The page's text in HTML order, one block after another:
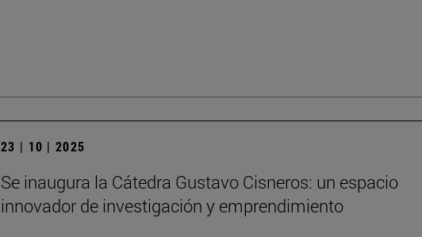
23 | 10 | 2025
Se inaugura la Cátedra Gustavo Cisneros: un espacio
innovador de investigación y emprendimiento